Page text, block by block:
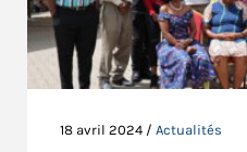
18 avril 2024 / Actualités